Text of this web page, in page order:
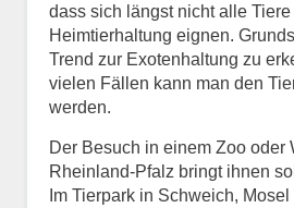
dass sich längst nicht alle
Heimtierhaltung eignen.
Trend zur Exotenhaltung zu
vielen Fällen kann man den
werden.
Der Besuch in einem Zoo oder
Rheinland-Pfalz bringt ihnen
Im Tierpark in Schweich,